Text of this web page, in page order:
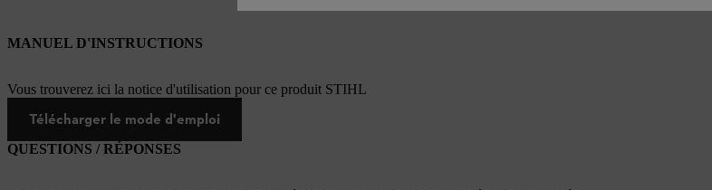
MANUEL D'INSTRUCTIONS
Vous trouverez ici la notice d'utilisation pour ce produit STIHL
Télécharger le mode d'emploi
QUESTIONS / RÉPONSES